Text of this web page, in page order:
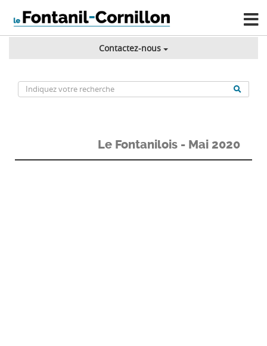
Contactez-nous
Le Fontanilois - Mai 2020